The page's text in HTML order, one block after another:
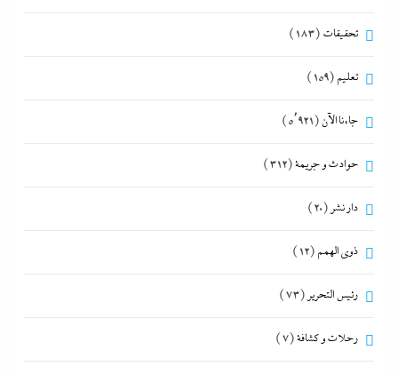
تحقيقات (183)
تعليم (159)
جاءنا الآن (5٬921)
حوادث و جريمة(312)
دار نشر (20)
ذوى الهمم (12)
رئيس التحرير (73)
رحلات و كشافة(7)